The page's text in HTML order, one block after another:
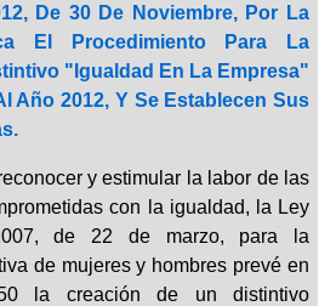
De 30 De Noviembre, Por La
El Procedimiento Para La
"Igualdad En La Empresa"
Año 2012, Y Se Establecen Sus
y estimular la labor de las
con la igualdad, la Ley
de 22 de marzo, para la
de mujeres y hombres prevé en
la creación de un distintivo